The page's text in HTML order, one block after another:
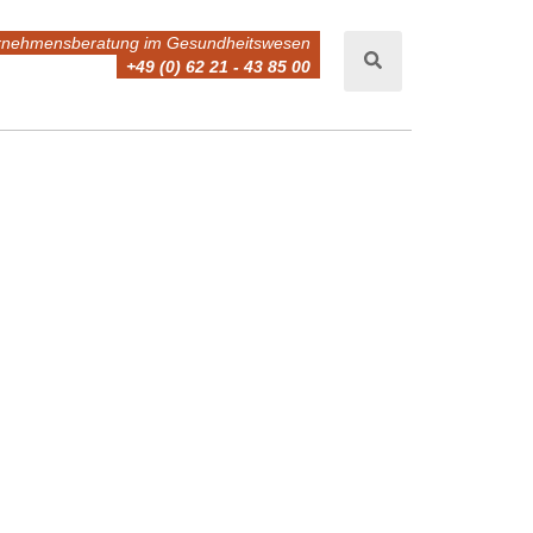
im Gesundheitswesen
+49 (0) 62 21 - 43 85 00